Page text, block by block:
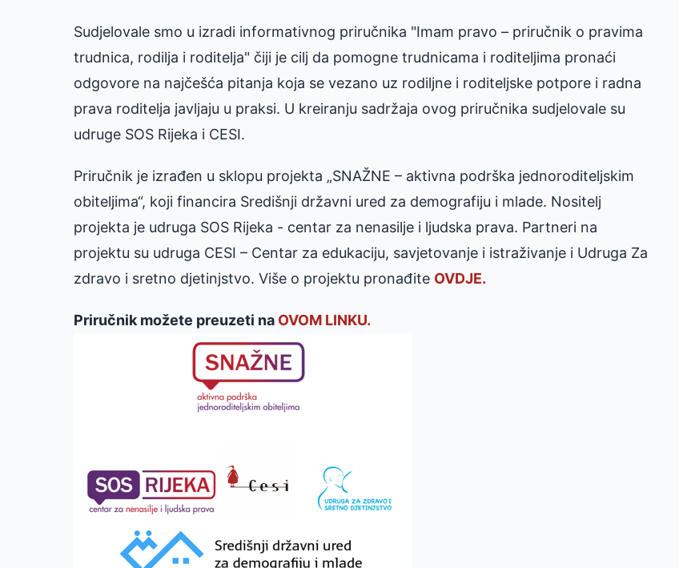
Sudjelovale smo u izradi informativnog priručnika "Imam pravo – priručnik o pravima
trudnica, rodilja i roditelja" čiji je cilj da pomogne trudnicama i roditeljima pronaći
odgovore na najčešća pitanja koja se vezano uz rodiljne i roditeljske potpore i radna
prava roditelja javljaju u praksi. U kreiranju sadržaja ovog priručnika sudjelovale su
udruge SOS Rijeka i CESI.
Priručnik je izrađen u sklopu projekta „SNAŽNE – aktivna podrška jednoroditeljskim
obiteljima“, koji financira Središnji državni ured za demografiju i mlade. Nositelj
projekta je udruga SOS Rijeka - centar za nenasilje i ljudska prava. Partneri na
projektu su udruga CESI – Centar za edukaciju, savjetovanje i istraživanje i Udruga Za
zdravo i sretno djetinjstvo. Više o projektu pronađite OVDJE.
Priručnik možete preuzeti na OVOM LINKU.